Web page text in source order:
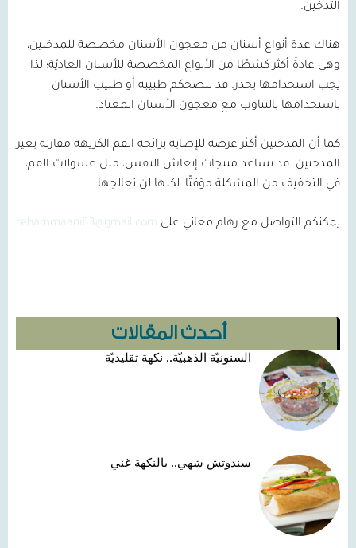
أحدث المقالات
السنونيّة الذهبيّة.. نكهة تقليديّة
سندوتش شهي.. بالنكهة غني
التدخين.
هناك عدة أنواع أسنان من معجون الأسنان مخصصة للمدخنين،
وهي عادةً أكثر كشطًا من الأنواع المخصصة للأسنان العاديّة؛ لذا
يجب استخدامها بحذر. قد تنصحكم طبيبة أو طبيب الأسنان
باستخدامها بالتناوب مع معجون الأسنان المعتاد.
كما أن المدخنين أكثر عرضة للإصابة برائحة الفم الكريهة مقارنة بغير
المدخنين. قد تساعد منتجات إنعاش النفس، مثل غسولات الفم،
في التخفيف من المشكلة مؤقتًا، لكنها لن تعالجها.
يمكنكم التواصل مع رهام معاني على rehammaani83@gmail.com